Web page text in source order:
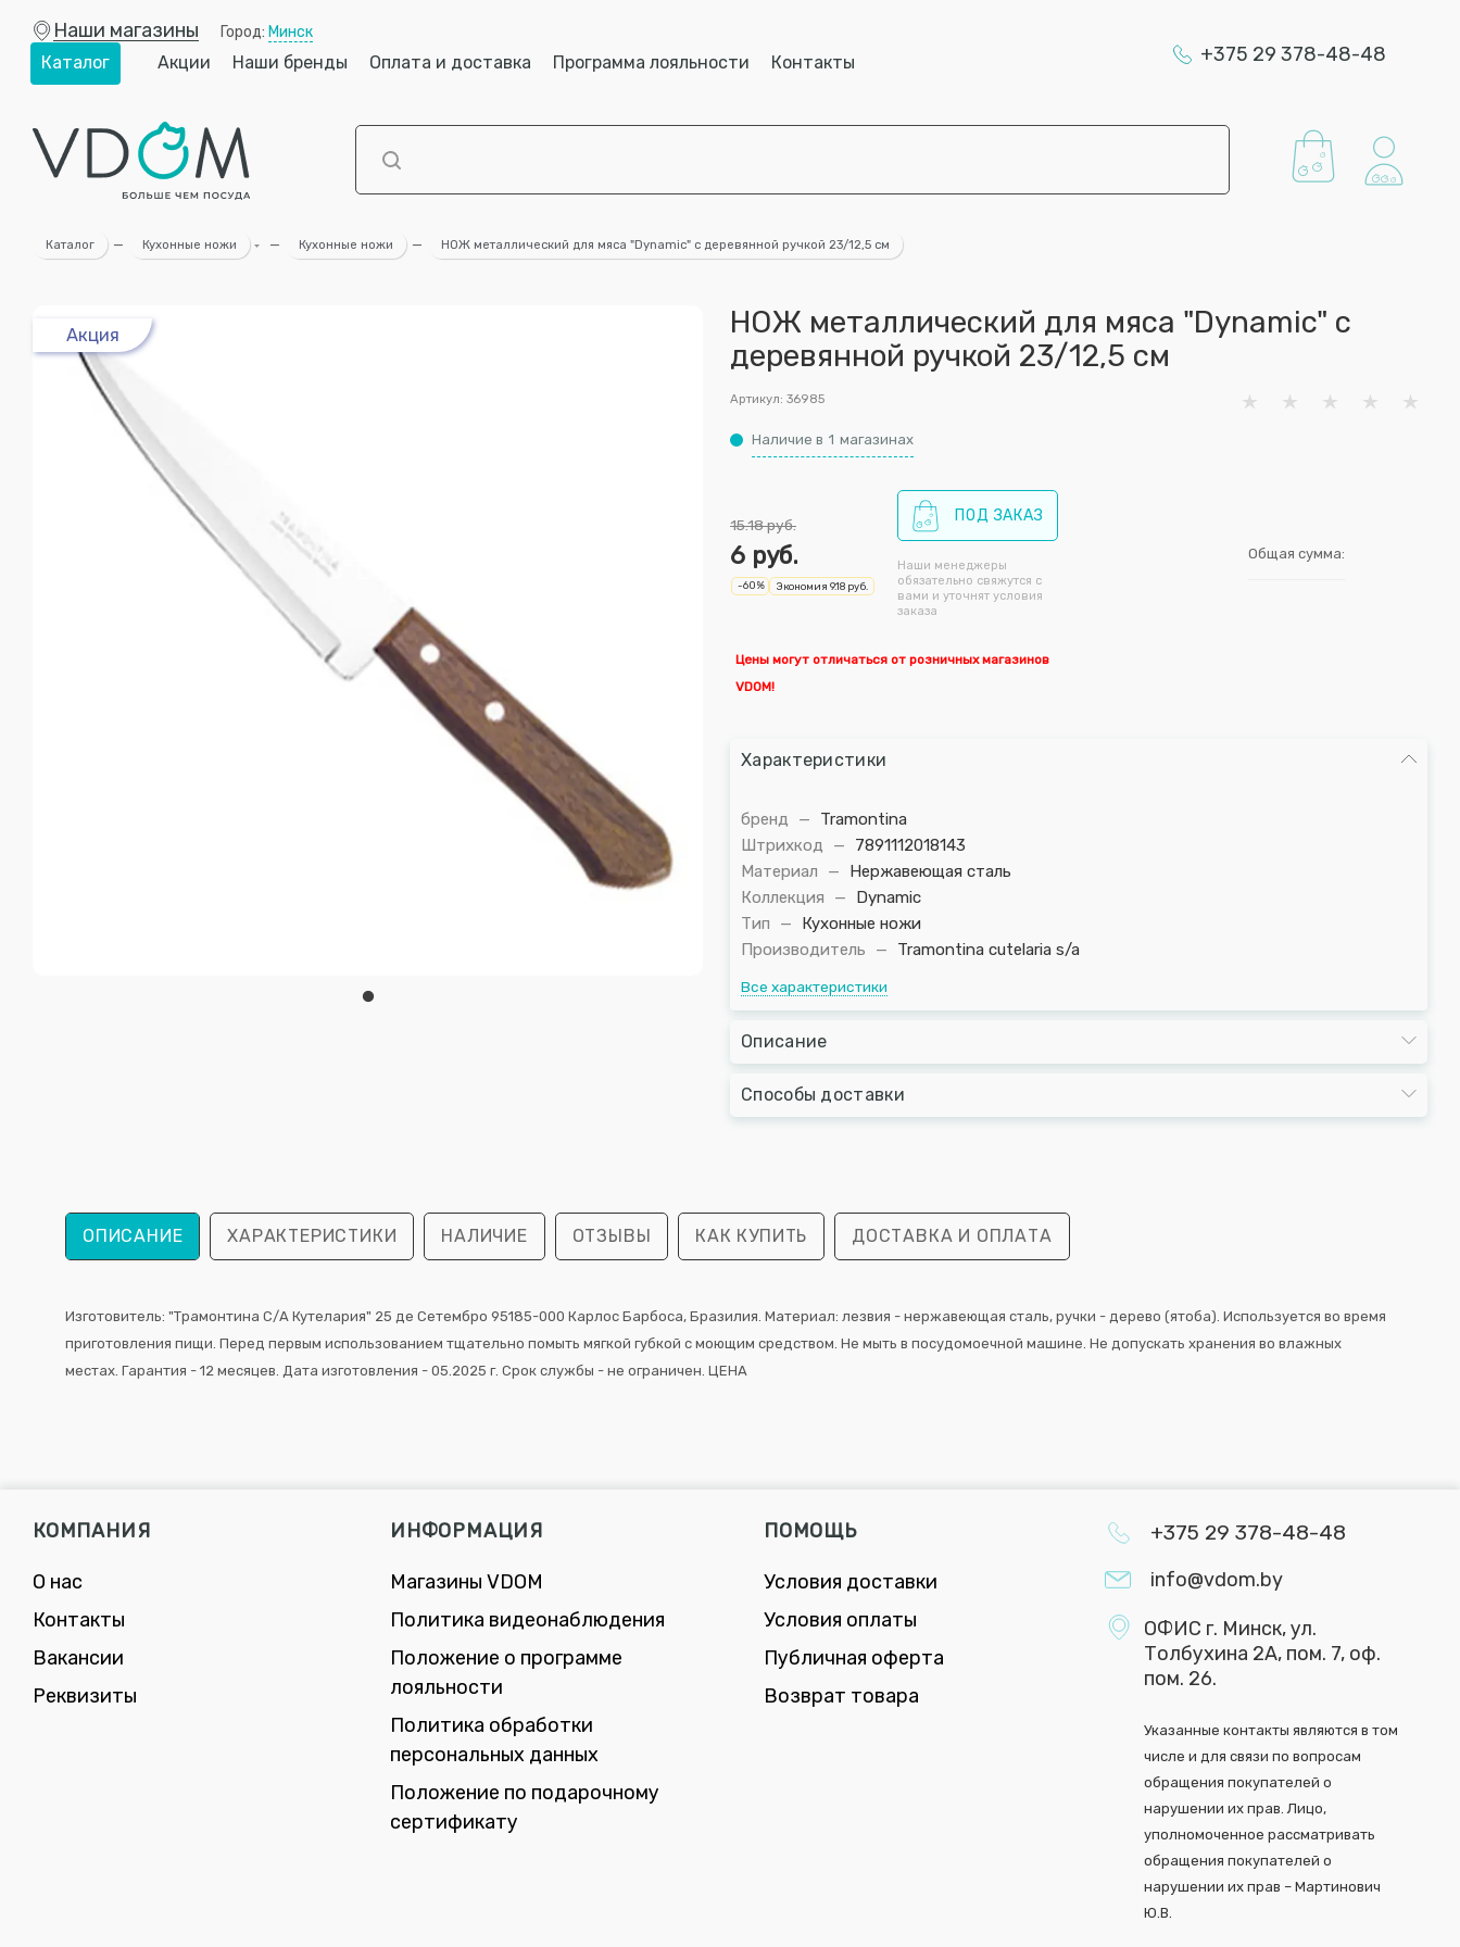
Наши магазины Город: Минск
Каталог Акции Наши бренды Оплата и доставка Программа лояльности Контакты +375 29 378-48-48
Каталог — Кухонные ножи — Кухонные ножи — НОЖ металлический для мяса "Dynamic" с деревянной ручкой 23/12,5 см
Акция
НОЖ металлический для мяса "Dynamic" с
деревянной ручкой 23/12,5 см
Артикул: 36985
Наличие в 1 магазинах
6 руб.
15.18руб.
-60% Экономия 9.18 руб.
ПОД ЗАКАЗ
Наши менеджеры
обязательно свяжутся с
вами и уточнят условия
заказа
Общая сумма:
Цены могут отличаться от розничных магазинов
VDOM!
Характеристики
бренд —
Tramontina
Штрихкод
—
7891112018143
Материал
—
Нержавеющая сталь
Коллекция
—
Dynamic
Тип
—
Кухонные ножи
Производитель
— Tramontina cutelaria s/a
Все характеристики
Описание
Способы доставки
ОПИСАНИЕ ХАРАКТЕРИСТИКИ НАЛИЧИЕ ОТЗЫВЫ КАК КУПИТЬ ДОСТАВКА И ОПЛАТА
Изготовитель: "Трамонтина С/А Кутелария" 25 де Сетембро 95185-000 Карлос Барбоса, Бразилия. Материал: лезвия - нержавеющая сталь, ручки - дерево (ятоба). Используется во время
приготовления пищи. Перед первым использованием тщательно помыть мягкой губкой с моющим средством. Не мыть в посудомоечной машине. Не допускать хранения во влажных
местах. Гарантия - 12 месяцев. Дата изготовления - 05.2025 г. Срок службы - не ограничен. ЦЕНА
КОМПАНИЯ
О нас
Контакты
Вакансии
Реквизиты
ИНФОРМАЦИЯ
Магазины VDOM
Политика видеонаблюдения
Положение о программе
лояльности
Политика обработки
персональных данных
Положение по подарочному
сертификату
ПОМОЩЬ
Условия доставки
Условия оплаты
Публичная оферта
Возврат товара
+375 29 378-48-48
info@vdom.by
ОФИС г. Минск, ул.
Толбухина 2А, пом. 7, оф.
пом. 26.
Указанные контакты являются в том
числе и для связи по вопросам
обращения покупателей о
нарушении их прав. Лицо,
уполномоченное рассматривать
обращения покупателей о
нарушении их прав – Мартинович
Ю.В.